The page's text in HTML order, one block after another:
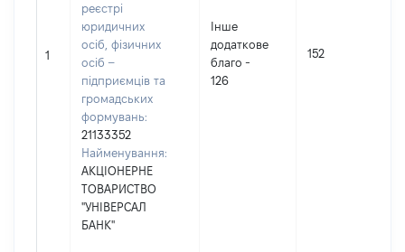
1
реєстрі
юридичних
осіб, фізичних
осіб –
підприємців та
громадських
формувань:
21133352
Найменування:
АКЦІОНЕРНЕ
ТОВАРИСТВО
"УНІВЕРСАЛ
БАНК"
Інше
додаткове
благо -
126
152